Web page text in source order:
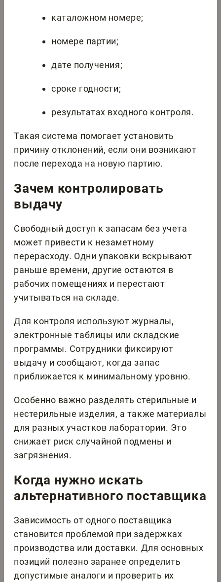
каталожном номере;
номере партии;
дате получения;
сроке годности;
результатах входного контроля.
Такая система помогает установить
причину отклонений, если они возникают
после перехода на новую партию.
Зачем контролировать
выдачу
Свободный доступ к запасам без учета
может привести к незаметному
перерасходу. Одни упаковки вскрывают
раньше времени, другие остаются в
рабочих помещениях и перестают
учитываться на складе.
Для контроля используют журналы,
электронные таблицы или складские
программы. Сотрудники фиксируют
выдачу и сообщают, когда запас
приближается к минимальному уровню.
Особенно важно разделять стерильные и
нестерильные изделия, а также материалы
для разных участков лаборатории. Это
снижает риск случайной подмены и
загрязнения.
Когда нужно искать
альтернативного поставщика
Зависимость от одного поставщика
становится проблемой при задержках
производства или доставки. Для основных
позиций полезно заранее определить
допустимые аналоги и проверить их